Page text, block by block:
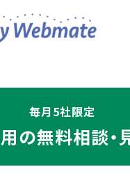
毎月5社限定
の無料相談・